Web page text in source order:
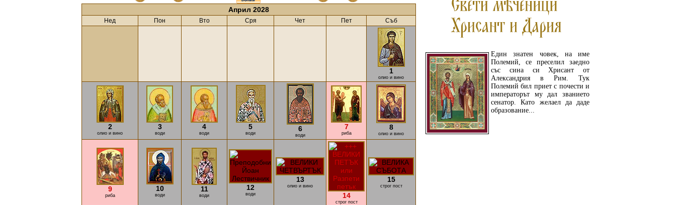
Един знатен човек, на име
Полемий, се преселил заедно
със сина си Хрисант от
Александрия в Рим. Тук
Полемий бил приет с почести и
императорът му дал званието
сенатор. Като желаел да даде
образование...
Април 2028
Нед Пон Вто Сря Чет Пет Съб
1
олио и вино
2
олио и вино
3
води
4
води
5
води
6
води
7
риба
8
олио и вино
9
риба
10
води
11
води
12
води
13
олио и вино
14
строг пост
15
строг пост